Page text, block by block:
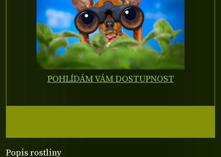
Popis rostliny
POHLÍDÁM VÁM DOSTUPNOST